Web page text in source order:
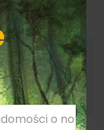
Prywatności